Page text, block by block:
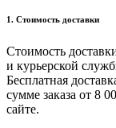
1. Стоимость доставки
Стоимость
и курьерской
Бесплатная
сумме заказа от 8
сайте.